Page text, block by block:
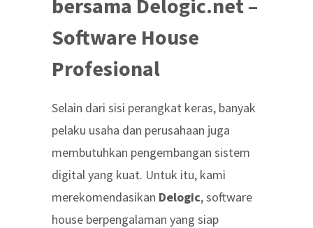
bersama Delogic.net –
Software House
Profesional
Selain dari sisi perangkat keras, banyak
pelaku usaha dan perusahaan juga
membutuhkan pengembangan sistem
digital yang kuat. Untuk itu, kami
merekomendasikan Delogic, software
house berpengalaman yang siap